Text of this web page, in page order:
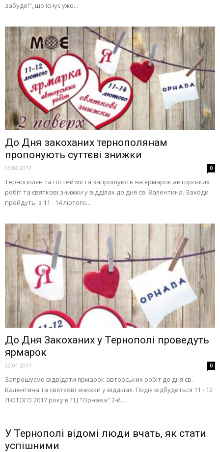
забуде!", що існує уже...
До Дня закоханих тернополянам
пропонують суттєві знижки
03.02.2017 0
Тернополян та гостей міста запрошують на ярмарок авторських
робіт та святкові знижки у відділах до дня св. Валентина. Заходи
пройдуть з 11 - 14 лютого...
До Дня Закоханих у Тернополі проведуть
ярмарок
30.01.2017 0
Запрошуємо відвідати ярмарок авторських робіт до дня св.
Валентина та святкові знижки у відділах. Подія відбудеться 11 - 12
ЛЮТОГО 2017 року в ТЦ "Орнава" 2-й...
У Тернополі відомі люди вчать, як стати
успішними